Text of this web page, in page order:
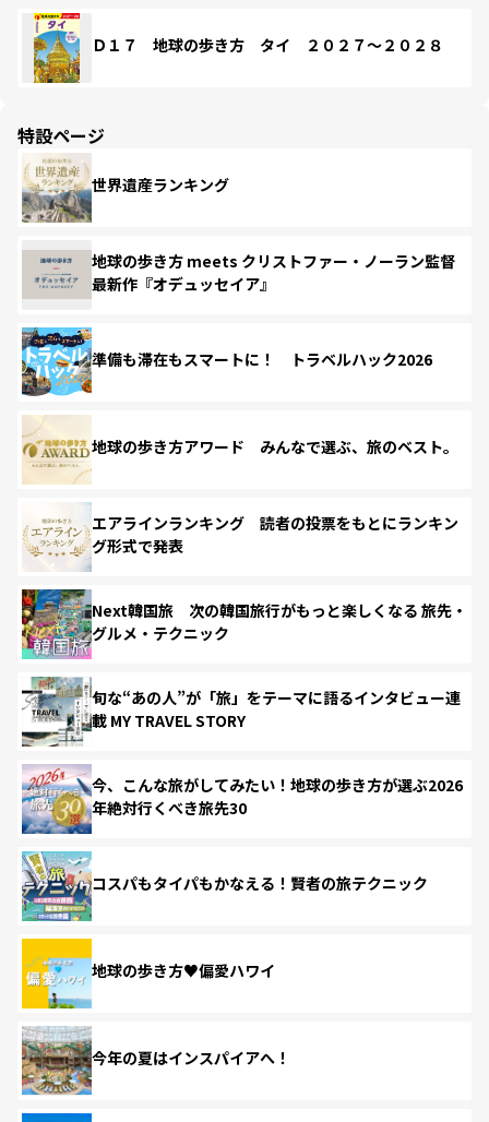
Ｄ１７ 地球の歩き方 タイ ２０２７～２０２８
特設ページ
世界遺産ランキング
地球の歩き方 meets クリストファー・ノーラン監督
最新作『オデュッセイア』
準備も滞在もスマートに！ トラベルハック2026
地球の歩き方アワード みんなで選ぶ、旅のベスト。
エアラインランキング 読者の投票をもとにランキン
グ形式で発表
Next韓国旅 次の韓国旅行がもっと楽しくなる 旅先・
グルメ・テクニック
旬な“あの人”が「旅」をテーマに語るインタビュー連
載 MY TRAVEL STORY
今、こんな旅がしてみたい！地球の歩き方が選ぶ2026
年絶対行くべき旅先30
コスパもタイパもかなえる！賢者の旅テクニック
地球の歩き方♥偏愛ハワイ
今年の夏はインスパイアへ！